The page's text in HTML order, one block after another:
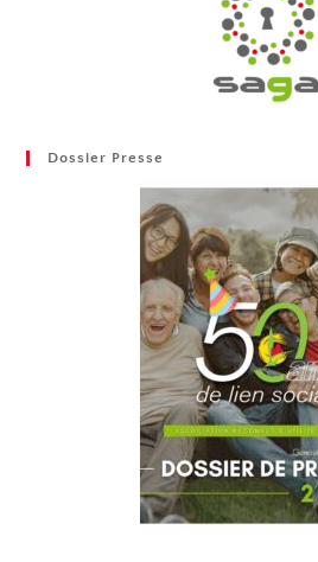
Dossier Presse